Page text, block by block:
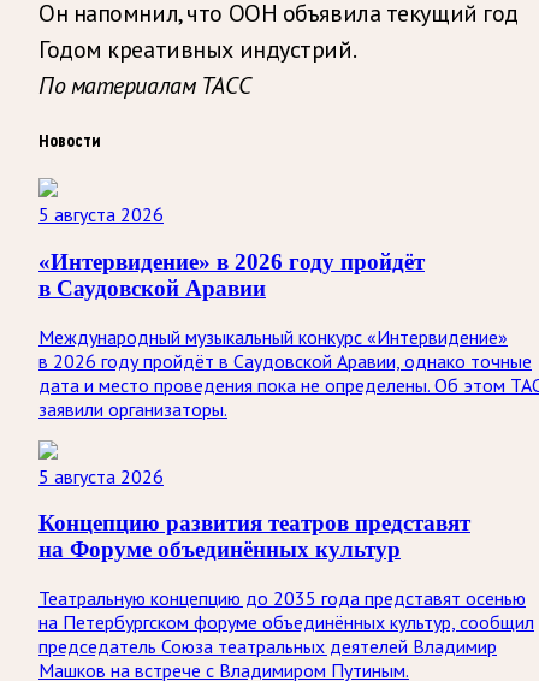
Он напомнил, что ООН объявила текущий год
Годом креативных индустрий.
По материалам ТАСС
Новости
5 августа 2026
«Интервидение» в 2026 году пройдёт
в Саудовской Аравии
Международный музыкальный конкурс «Интервидение»
в 2026 году пройдёт в Саудовской Аравии, однако точные
дата и место проведения пока не определены. Об этом
заявили организаторы.
5 августа 2026
Концепцию развития театров представят
на Форуме объединённых культур
Театральную концепцию до 2035 года представят осенью
на Петербургском форуме объединённых культур, сообщил
председатель Союза театральных деятелей Владимир
Машков на встрече с Владимиром Путиным.